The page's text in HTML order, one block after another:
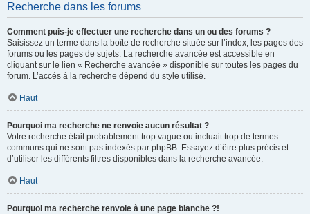
Recherche dans les forums
Comment puis-je effectuer une recherche dans un ou des forums ?
Saisissez un terme dans la boîte de recherche située sur l’index, les pages des
forums ou les pages de sujets. La recherche avancée est accessible en
cliquant sur le lien « Recherche avancée » disponible sur toutes les pages du
forum. L’accès à la recherche dépend du style utilisé.
Haut
Pourquoi ma recherche ne renvoie aucun résultat ?
Votre recherche était probablement trop vague ou incluait trop de termes
communs qui ne sont pas indexés par phpBB. Essayez d’être plus précis et
d’utiliser les différents filtres disponibles dans la recherche avancée.
Haut
Pourquoi ma recherche renvoie à une page blanche ?!